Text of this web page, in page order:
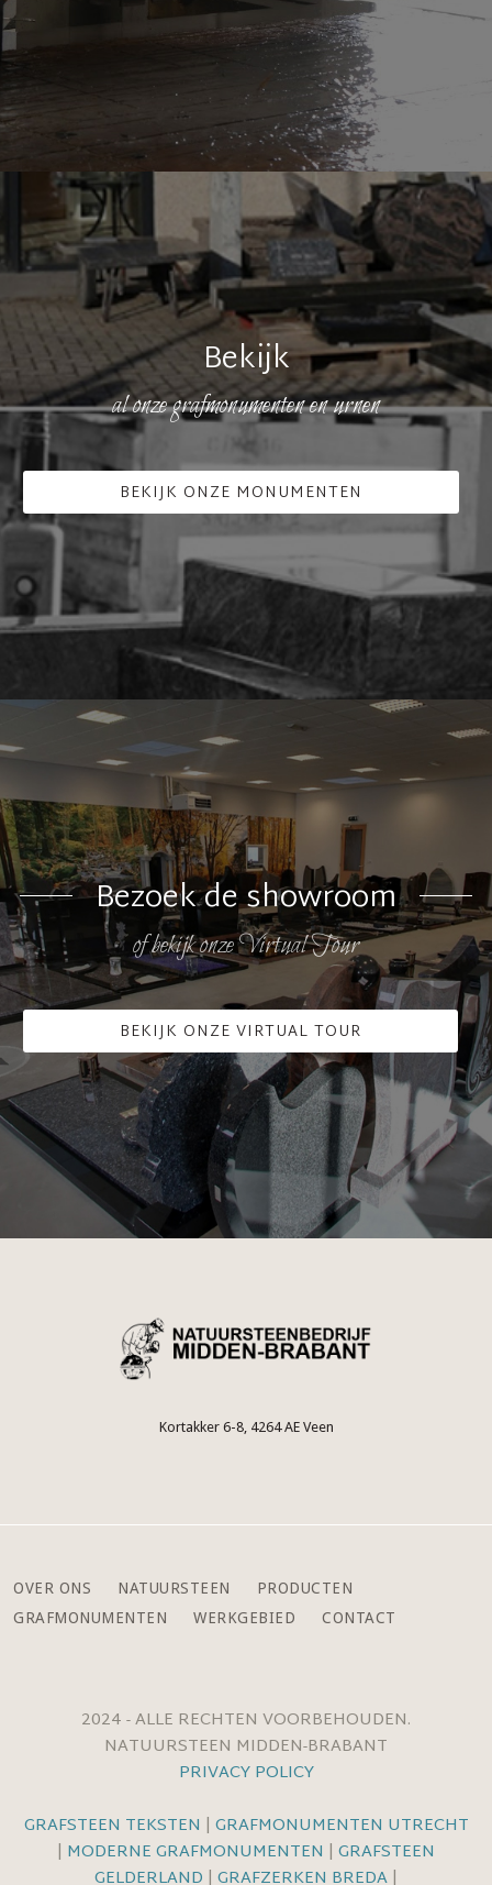
Bekijk
al onze grafmonumenten en urnen
BEKIJK ONZE MONUMENTEN
Bezoek de showroom
of bekijk onze Virtual Tour
BEKIJK ONZE VIRTUAL TOUR
Kortakker 6-8, 4264 AE Veen
OVER ONS NATUURSTEEN
PRODUCTEN
GRAFMONUMENTEN
WERKGEBIED CONTACT
2024 - ALLE RECHTEN VOORBEHOUDEN.
NATUURSTEEN MIDDEN-BRABANT
PRIVACY POLICY
GRAFSTEEN TEKSTEN | GRAFMONUMENTEN UTRECHT
| MODERNE GRAFMONUMENTEN | GRAFSTEEN
GELDERLAND | GRAFZERKEN BREDA|